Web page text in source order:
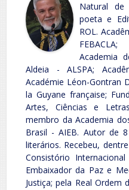
Natural de
poeta e
ROL.
Academia
Aldeia - ALSPA;
Académie Léon-Gontran
la Guyane française;
Artes, Ciências e
membro da Academia
Brasil - AIEB. Autor de
literários. Recebeu,
Consistório
Embaixador da Paz e
Justiça; pela Real Ordem